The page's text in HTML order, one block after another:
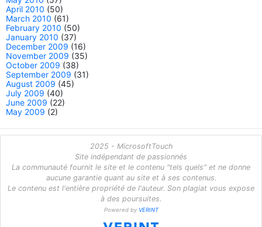
April 2010 (50)
March 2010 (61)
February 2010 (50)
January 2010 (37)
December 2009 (16)
November 2009 (35)
October 2009 (38)
September 2009 (31)
August 2009 (45)
July 2009 (40)
June 2009 (22)
May 2009 (2)
2025 - MicrosoftTouch
Site indépendant de passionnés
La communauté fournit le site et le contenu "tels quels" et ne donne
aucune garantie quant au site et à ses contenus.
Le contenu est l'entière propriété de l'auteur. Son plagiat vous expose
à des poursuites.
Powered by VERINT